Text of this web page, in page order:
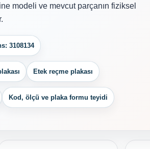
modeli ve mevcut parçanın fiziksel
3108134
Etek reçme plakası
Kod, ölçü ve plaka formu teyidi